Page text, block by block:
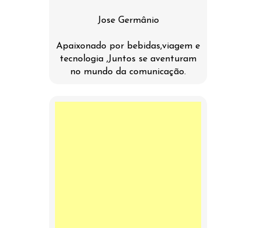
Jose Germânio
Apaixonado por bebidas,viagem e
tecnologia ,Juntos se aventuram
no mundo da comunicação.